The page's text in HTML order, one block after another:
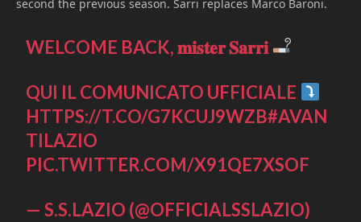
second the previous season. Sarri replaces Marco Baroni.
WELCOME BACK, 𝐦𝐢𝐬𝐭𝐞𝐫 𝐒𝐚𝐫𝐫𝐢
QUI IL COMUNICATO UFFICIALE
HTTPS://T.CO/G7KCUJ9WZB#AVAN
TILAZIO
PIC.TWITTER.COM/X91QE7XSOF
— S.S.LAZIO (@OFFICIALSSLAZIO)